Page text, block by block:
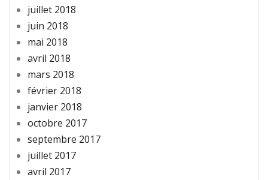
juillet 2018
juin 2018
mai 2018
avril 2018
mars 2018
février 2018
janvier 2018
octobre 2017
septembre 2017
juillet 2017
avril 2017